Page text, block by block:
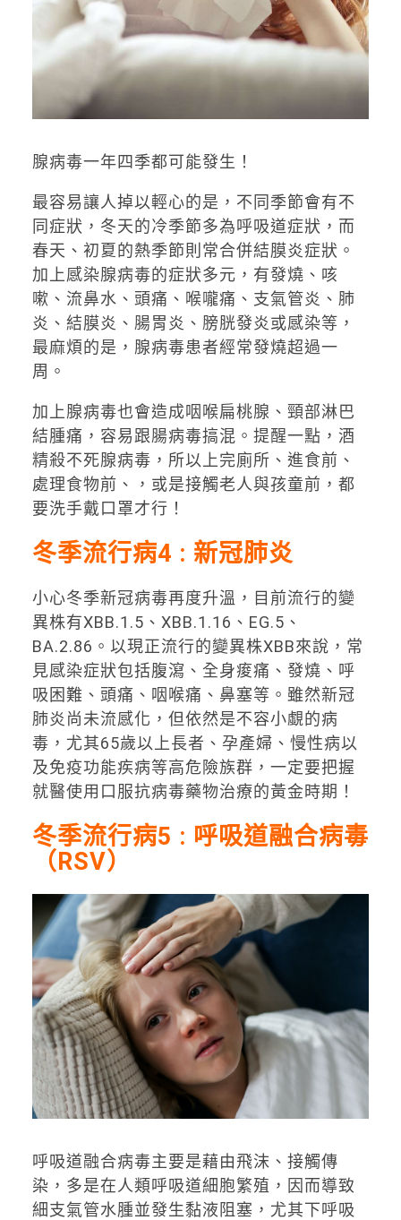
腺病毒一年四季都可能發生！
最容易讓人掉以輕心的是，不同季節會有不
同症狀，冬天的冷季節多為呼吸道症狀，而
春天、初夏的熱季節則常合併結膜炎症狀。
加上感染腺病毒的症狀多元，有發燒、咳
嗽、流鼻水、頭痛、喉嚨痛、支氣管炎、肺
炎、結膜炎、腸胃炎、膀胱發炎或感染等，
最麻煩的是，腺病毒患者經常發燒超過一
周。
加上腺病毒也會造成咽喉扁桃腺、頸部淋巴
結腫痛，容易跟腸病毒搞混。提醒一點，酒
精殺不死腺病毒，所以上完廁所、進食前、
處理食物前、，或是接觸老人與孩童前，都
要洗手戴口罩才行！
冬季流行病4 : 新冠肺炎
小心冬季新冠病毒再度升溫，目前流行的變
異株有XBB.1.5、XBB.1.16、EG.5、
BA.2.86。以現正流行的變異株XBB來說，常
見感染症狀包括腹瀉、全身痠痛、發燒、呼
吸困難、頭痛、咽喉痛、鼻塞等。雖然新冠
肺炎尚未流感化，但依然是不容小覷的病
毒，尤其65歲以上長者、孕產婦、慢性病以
及免疫功能疾病等高危險族群，一定要把握
就醫使用口服抗病毒藥物治療的黃金時期！
冬季流行病5 : 呼吸道融合病毒
（RSV）
呼吸道融合病毒主要是藉由飛沫、接觸傳
染，多是在人類呼吸道細胞繁殖，因而導致
細支氣管水腫並發生黏液阻塞，尤其下呼吸